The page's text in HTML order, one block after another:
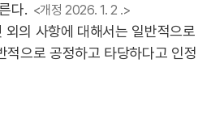
다. <개정 2026. 1. 2 .>
의 사항에 대해서는 일반적으로
적으로 공정하고 타당하다고 인정